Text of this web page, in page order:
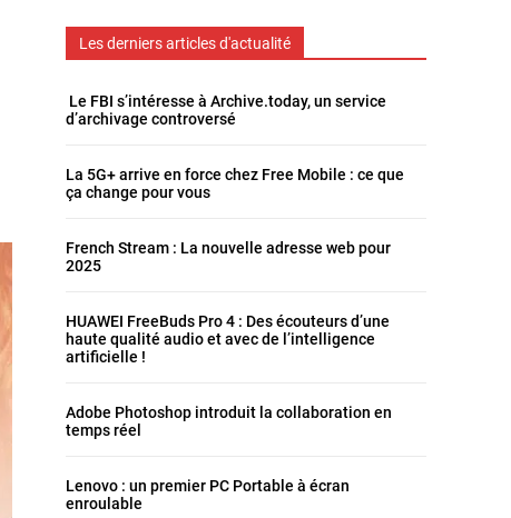
Les derniers articles d'actualité
Le FBI s’intéresse à Archive.today, un service
d’archivage controversé
La 5G+ arrive en force chez Free Mobile : ce que
ça change pour vous
French Stream : La nouvelle adresse web pour
2025
HUAWEI FreeBuds Pro 4 : Des écouteurs d’une
haute qualité audio et avec de l’intelligence
artificielle !
Adobe Photoshop introduit la collaboration en
temps réel
Lenovo : un premier PC Portable à écran
enroulable